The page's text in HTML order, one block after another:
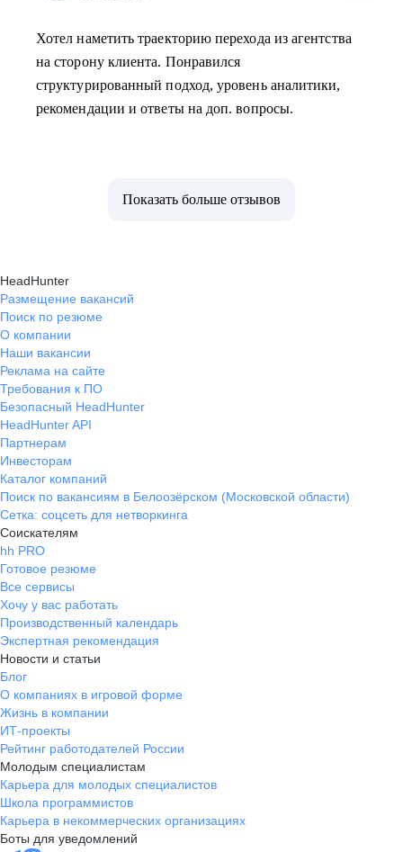
Хотел наметить траекторию перехода из агентства
на сторону клиента. Понравился
структурированный подход, уровень аналитики,
рекомендации и ответы на доп. вопросы.
Показать больше отзывов
HeadHunter
Размещение вакансий
Поиск по резюме
О компании
Наши вакансии
Реклама на сайте
Требования к ПО
Безопасный HeadHunter
HeadHunter API
Партнерам
Инвесторам
Каталог компаний
Поиск по вакансиям в Белоозёрском (Московской области)
Сетка: соцсеть для нетворкинга
Соискателям
hh PRO
Готовое резюме
Все сервисы
Хочу у вас работать
Производственный календарь
Экспертная рекомендация
Новости и статьи
Блог
О компаниях в игровой форме
Жизнь в компании
ИТ-проекты
Рейтинг работодателей России
Молодым специалистам
Карьера для молодых специалистов
Школа программистов
Карьера в некоммерческих организациях
Боты для уведомлений